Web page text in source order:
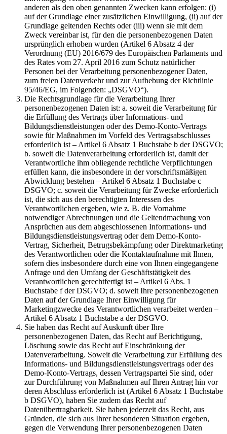
anderen als den oben genannten Zwecken kann erfolgen: (i)
auf der Grundlage einer zusätzlichen Einwilligung, (ii) auf der
Grundlage geltenden Rechts oder (iii) wenn sie mit dem
Zweck vereinbar ist, für den die personenbezogenen Daten
ursprünglich erhoben wurden (Artikel 6 Absatz 4 der
Verordnung (EU) 2016/679 des Europäischen Parlaments und
des Rates vom 27. April 2016 zum Schutz natürlicher
Personen bei der Verarbeitung personenbezogener Daten,
zum freien Datenverkehr und zur Aufhebung der Richtlinie
95/46/EG, im Folgenden: „DSGVO“).
Die Rechtsgrundlage für die Verarbeitung Ihrer
personenbezogenen Daten ist: a. soweit die Verarbeitung für
die Erfüllung des Vertrags über Informations- und
Bildungsdienstleistungen oder des Demo-Konto-Vertrags
sowie für Maßnahmen im Vorfeld des Vertragsabschlusses
erforderlich ist – Artikel 6 Absatz 1 Buchstabe b der DSGVO;
b. soweit die Datenverarbeitung erforderlich ist, damit der
Verantwortliche ihm obliegende rechtliche Verpflichtungen
erfüllen kann, die insbesondere in der vorschriftsmäßigen
Abwicklung bestehen – Artikel 6 Absatz 1 Buchstabe c
DSGVO; c. soweit die Verarbeitung für Zwecke erforderlich
ist, die sich aus den berechtigten Interessen des
Verantwortlichen ergeben, wie z. B. die Vornahme
notwendiger Abrechnungen und die Geltendmachung von
Ansprüchen aus dem abgeschlossenen Informations- und
Bildungsdienstleistungsvertrag oder dem Demo-Konto-
Vertrag, Sicherheit, Betrugsbekämpfung oder Direktmarketing
des Verantwortlichen oder die Kontaktaufnahme mit Ihnen,
sofern dies insbesondere durch eine von Ihnen eingegangene
Anfrage und den Umfang der Geschäftstätigkeit des
Verantwortlichen gerechtfertigt ist – Artikel 6 Abs. 1
Buchstabe f der DSGVO; d. soweit Ihre personenbezogenen
Daten auf der Grundlage Ihrer Einwilligung für
Marketingzwecke des Verantwortlichen verarbeitet werden –
Artikel 6 Absatz 1 Buchstabe a der DSGVO.
Sie haben das Recht auf Auskunft über Ihre
personenbezogenen Daten, das Recht auf Berichtigung,
Löschung sowie das Recht auf Einschränkung der
Datenverarbeitung. Soweit die Verarbeitung zur Erfüllung des
Informations- und Bildungsdienstleistungsvertrags oder des
Demo-Konto-Vertrags, dessen Vertragspartei Sie sind, oder
zur Durchführung von Maßnahmen auf Ihren Antrag hin vor
deren Abschluss erforderlich ist (Artikel 6 Absatz 1 Buchstabe
b DSGVO), haben Sie zudem das Recht auf
Datenübertragbarkeit. Sie haben jederzeit das Recht, aus
Gründen, die sich aus Ihrer besonderen Situation ergeben,
gegen die Verwendung Ihrer personenbezogenen Daten